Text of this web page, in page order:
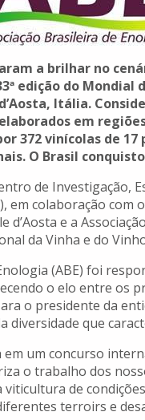
a brilhar no
edição do Mondial
Itália.
em
372 vinícolas de
O Brasil
de Investigação,
em colaboração com
d’Aosta e a
da Vinha e do
(ABE) foi
o elo entre os
o presidente da
diversidade que
em um concurso
o trabalho dos
de
terroirs e